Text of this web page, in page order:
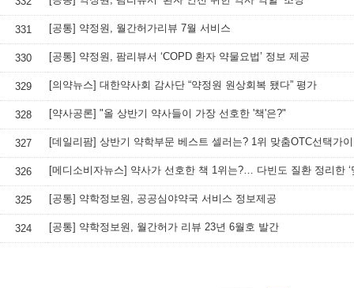
331 [공통] 약정원, 월간허가리뷰 7월 서비스
330 [공통] 약정원, 팜리뷰서 ‘COPD 환자 약물요법’ 정보 제공
329 [의약뉴스] 대한약사회 감사단 “약정원 원상회복 됐다” 평가
328 [약사공론] "올 상반기 약사들이 가장 선호한 '책'은?"
327 [데일리팜] 상반기 약학부문 베스트 셀러는? 1위 맞춤OTC선택가
326
325 [공통] 약학정보원, 공공심야약국 서비스 정보제공
324 [공통] 약학정보원, 월간허가 리뷰 23년 6월호 발간